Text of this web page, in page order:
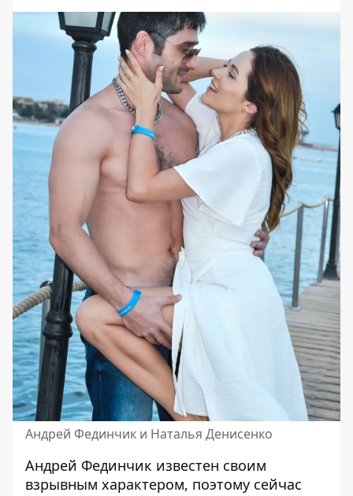
Андрей Фединчик и Наталья Денисенко
Андрей Фединчик известен своим
взрывным характером, поэтому сейчас